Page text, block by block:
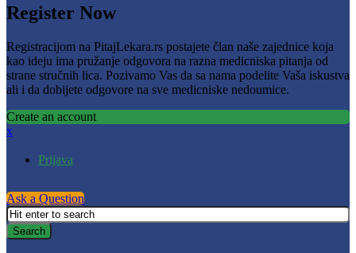
Register Now
Registracijom na PitajLekara.rs postajete član naše zajednice koja
kao ideju ima pružanje odgovora na razna medicniska pitanja od
strane stručnih lica. Pozivamo Vas da sa nama podelite Vaša iskustva
ali i da dobijete odgovore na sve medicniske nedoumice.
Create an account
x
Prijava
Ask a Question